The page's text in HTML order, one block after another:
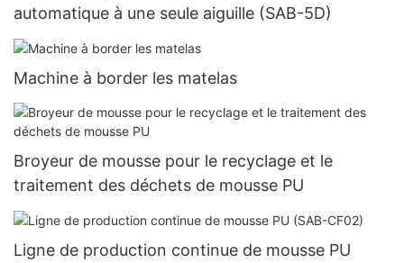
automatique à une seule aiguille (SAB-5D)
Machine à border les matelas
Broyeur de mousse pour le recyclage et le
traitement des déchets de mousse PU
Ligne de production continue de mousse PU